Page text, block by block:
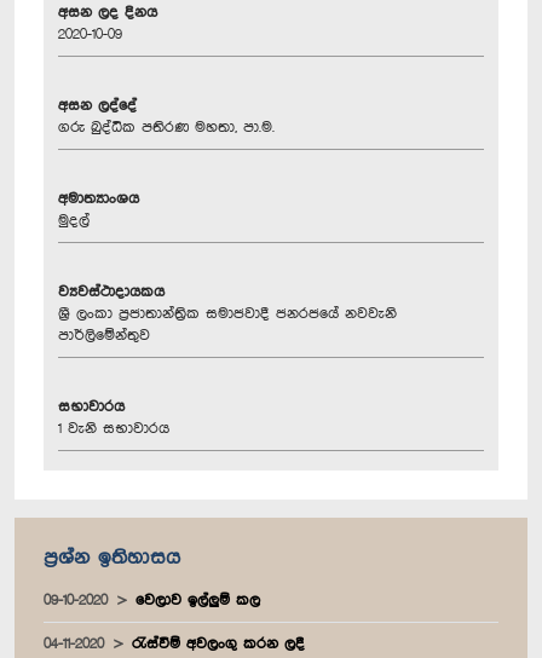
අසන ලද දිනය
2020-10-09
අසන ලද්දේ
ගරු බුද්ධික පතිරණ මහතා, පා.ම.
අමාත්‍යාංශය
මුදල්
ව්‍යවස්ථාදායකය
ශ්‍රී ලංකා ප්‍රජාතාන්ත්‍රික සමාජවාදී ජනරජයේ නවවැනි
පාර්ලිමේන්තුව
සභාවාරය
1 වැනි සභාවාරය
ප්‍රශ්න ඉතිහාසය
09-10-2020 වෙලාව ඉල්ලුම් කල
04-11-2020 රැස්වීම් අවලංගු කරන ලදී